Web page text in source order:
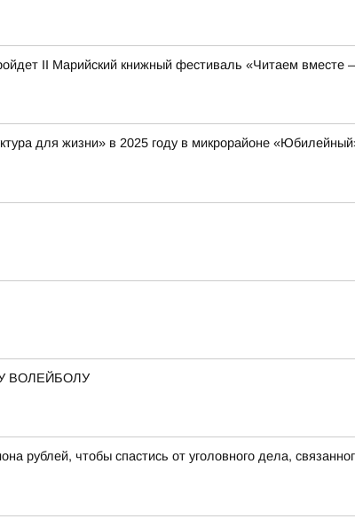
II Марийский книжный фестиваль «Читаем вместе
для жизни» в 2025 году в микрорайоне
ВОЛЕЙБОЛУ
чтобы спастись от уголовного дела,